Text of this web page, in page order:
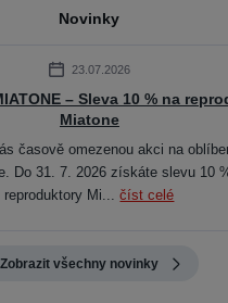
Novinky
23.07.2026
– Sleva 10 % na
Miatone
časově omezenou akci na
Do 31. 7. 2026 získáte slevu 10
reproduktory Mi...číst celé
Zobrazit všechny novinky